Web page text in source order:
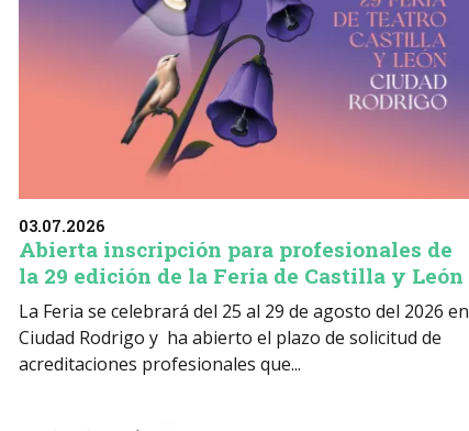
03.07.2026
Abierta inscripción para profesionales de
la 29 edición de la Feria de Castilla y León
La Feria se celebrará del 25 al 29 de agosto del 2026 en
Ciudad Rodrigo y ha abierto el plazo de solicitud de
acreditaciones profesionales que...